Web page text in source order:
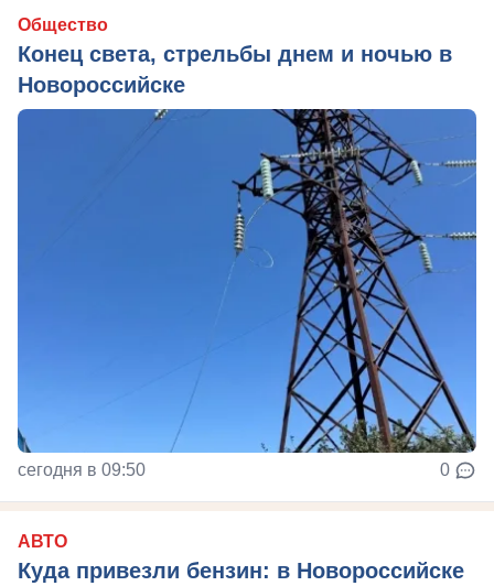
Общество
Конец света, стрельбы днем и ночью в
Новороссийске
сегодня в 09:50 0
АВТО
Куда привезли бензин: в Новороссийске